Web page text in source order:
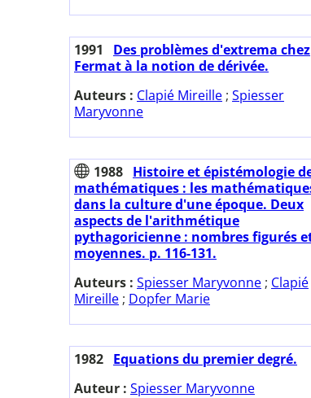
1991
Des problèmes d'extrema chez
Fermat à la notion de dérivée.
Auteurs : Clapié Mireille ; Spiesser
Maryvonne
1988 Histoire et épistémologie
mathématiques : les
dans la culture d'une époque. Deux
aspects de l'arithmétique
pythagoricienne : nombres figurés
moyennes. p. 116-131.
Auteurs : Spiesser Maryvonne ; Clapié
Mireille ; Dopfer Marie
1982 Equations du premier degré.
Auteur : Spiesser Maryvonne